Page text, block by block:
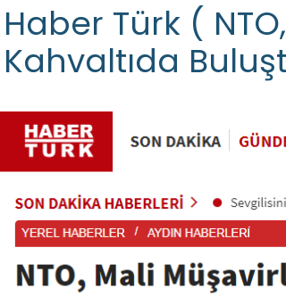
Haber Türk (
Kahvaltıda